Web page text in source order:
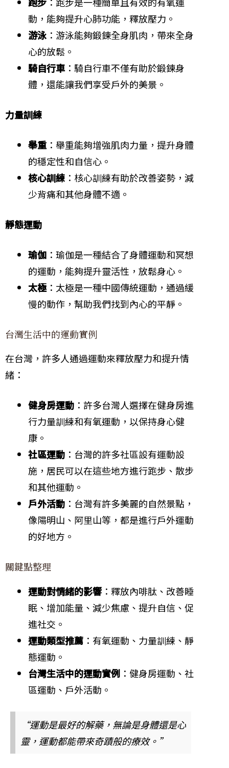
動，能夠提升心肺功能，釋放壓力。
游泳 ：游泳能夠鍛鍊全身肌肉，帶來全身
心的放鬆。
騎自行車：騎自行車不僅有助於鍛鍊身
體，還能讓我們享受戶外的美景。
力量訓練
舉重 ：舉重能夠增強肌肉力量，提升身體
的穩定性和自信心。
核心訓練 ：核心訓練有助於改善姿勢，減
少背痛和其他身體不適。
靜態運動
瑜伽 ：瑜伽是一種結合了身體運動和冥想
的運動，能夠提升靈活性，放鬆身心。
太極 ：太極是一種中國傳統運動，通過緩
慢的動作，幫助我們找到內心的平靜。
台灣生活中的運動實例
在台灣，許多人通過運動來釋放壓力和提升情
緒：
健身房運動 ：許多台灣人選擇在健身房進
行力量訓練和有氧運動，以保持身心健
康。
社區運動 ：台灣的許多社區設有運動設
施，居民可以在這些地方進行跑步、散步
和其他運動。
戶外活動 ：台灣有許多美麗的自然景點，
像陽明山、阿里山等，都是進行戶外運動
的好地方。
關鍵點整理
運動對情緒的影響 ：釋放內啡肽、改善睡
眠、增加能量、減少焦慮、提升自信、促
進社交。
運動類型推薦 ：有氧運動、力量訓練、靜
態運動。
台灣生活中的運動實例 ：健身房運動、社
區運動、戶外活動。
“運動是最好的解藥，無論是身體還是心
靈，運動都能帶來奇蹟般的療效。”